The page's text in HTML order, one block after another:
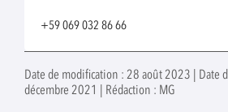
+59 069 032 86 66
Date de modification : 28 août 2023 | Date
décembre 2021 | Rédaction : MG